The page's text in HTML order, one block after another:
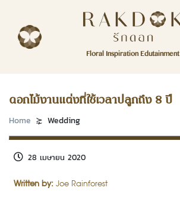
RakDok (รักดอก)
Floral Inspiration Edutainment
RakDok
Menu
MAGAZINE
EDUTAINMENT
RAKDOK
ดอกไม้งานแต่งที่ใช้เวลาปลูกถึง 8 ปี
Home Wedding
Written by: Joe Rainforest
28 เมษายน 2020